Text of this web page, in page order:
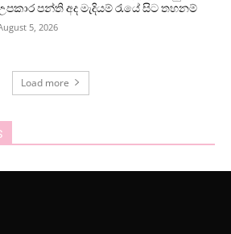
පන්ති අද මැදියම් රැයේ සිට තහනම්
5, 2026
Load more